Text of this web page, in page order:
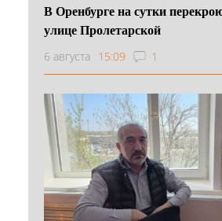
В Оренбурге на сутки
улице Пролетарской
6 августа 15:09 1